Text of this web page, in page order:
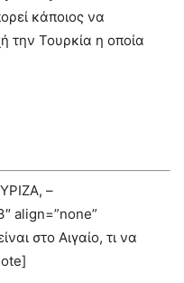
κάποιος να
την Τουρκία η οποία
–
align=”none”
στο Αιγαίο, τι να